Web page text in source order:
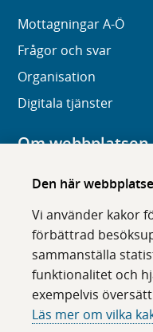
Den här
Vi använder kakor
förbättrad
sammanställa
funktionalitet och
exempelvis
Läs mer om vilka
Mottagningar A-Ö
Frågor och svar
Organisation
Digitala tjänster
Om webbplatsen
Om karolinska.se
Tillgänglighet
Om cookies
Följ oss i sociala